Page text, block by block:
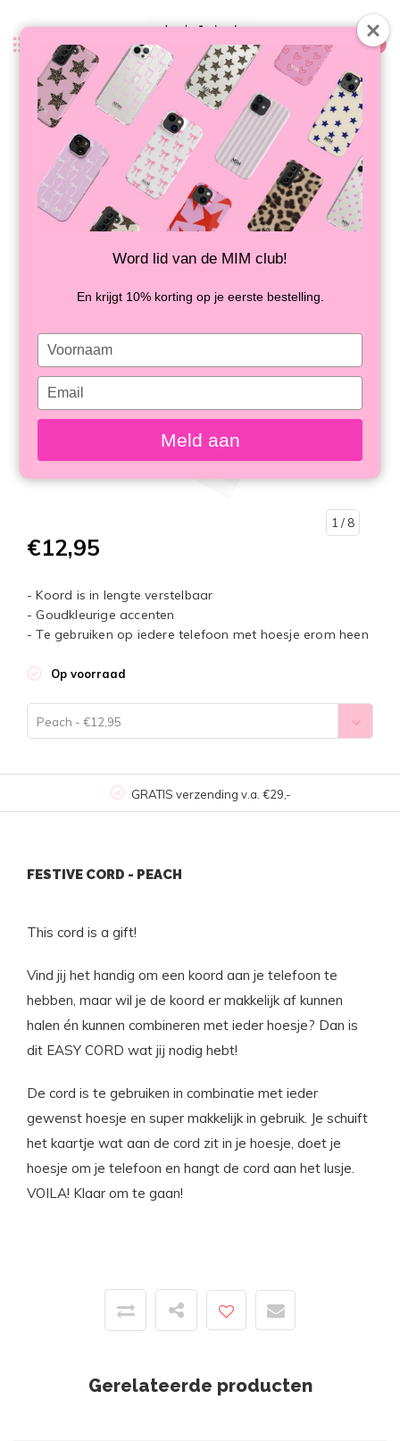
0
Terug
FESTIVE CORD - PEACH
OP VOORRAAD
1 / 8
€12,95
- Koord is in lengte verstelbaar
- Goudkleurige accenten
- Te gebruiken op iedere telefoon met hoesje erom heen
Op voorraad
Peach - €12,95
GRATIS verzending v.a. €29,-
FESTIVE CORD - PEACH
This cord is a gift!
Vind jij het handig om een koord aan je telefoon te
hebben, maar wil je de koord er makkelijk af kunnen
halen én kunnen combineren met ieder hoesje? Dan is
dit EASY CORD wat jij nodig hebt!
De cord is te gebruiken in combinatie met ieder
gewenst hoesje en super makkelijk in gebruik. Je schuift
het kaartje wat aan de cord zit in je hoesje, doet je
hoesje om je telefoon en hangt de cord aan het lusje.
VOILA! Klaar om te gaan!
Gerelateerde producten
Word lid van de MIM club!
En krijgt 10% korting op je eerste bestelling.
Type
your
name
Type
your
email
Meld aan